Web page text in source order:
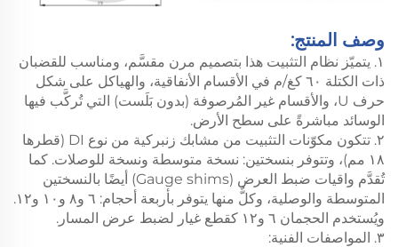
وصف المنتج:
١. يتميّز نظام التثبيت هذا بتصميم مرن مقسَّم، ومناسب للقضبان
ذات الكتلة ٦٠ كغ/م في الأقسام الأنفاقية، والهياكل على شكل
حرف U، والأقسام غير المُرصوفة (بدون بَلَست) التي تُركَّب فيها
الوسائد مباشرةً على سطح الأرض.
٢. تتكون مكوّنات التثبيت من مشابك زنبركية من نوع DI (قطرها
١٨ مم)، وتتوفر بنسختين: نسخة متوسطة ونسخة للوصلات. كما
تُقدَّم واقيات ضبط العرض (Gauge shims) أيضًا بالنسختين
المتوسطة والوصلية، وكلٌّ منها يتوفر بأربعة أحجام: ٦ و٨ و١٠ و١٢.
ويُستخدم الحجمان ٦ و١٢ كقطع غيار لضبط عرض المسار.
٣. المواصفات الفنية: